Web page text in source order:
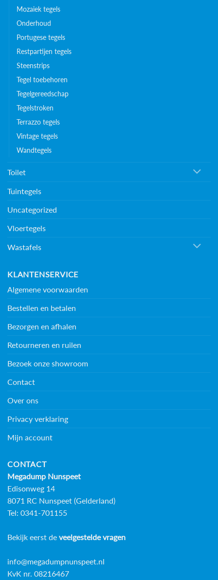
Mozaiek tegels
Onderhoud
Portugese tegels
Restpartijen tegels
Steenstrips
Tegel toebehoren
Tegelgereedschap
Tegelstroken
Terrazzo tegels
Vintage tegels
Wandtegels
Toilet
Tuintegels
Uncategorized
Vloertegels
Wastafels
KLANTENSERVICE
Algemene voorwaarden
Bestellen en betalen
Bezorgen en afhalen
Retourneren en ruilen
Bezoek onze showroom
Contact
Over ons
Privacy verklaring
Mijn account
CONTACT
Megadump Nunspeet
Edisonweg 14
8071 RC Nunspeet (Gelderland)
Tel: 0341-701155
Bekijk eerst de veelgestelde vragen
info@megadumpnunspeet.nl
KvK nr. 08216467